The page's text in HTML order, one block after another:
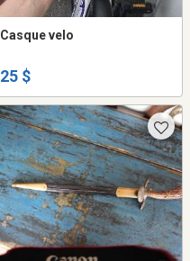
Casque velo
25 $